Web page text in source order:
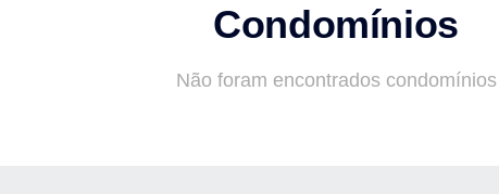
Condomínios
Não foram encontrados condomínios